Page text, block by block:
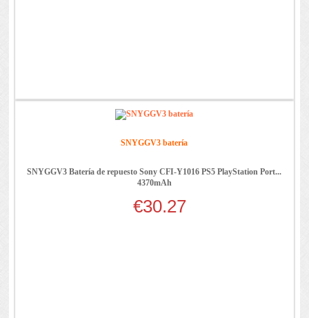
SNYGGV3 batería
SNYGGV3 Batería de repuesto Sony CFI-Y1016 PS5 PlayStation Port...
4370mAh
€30.27